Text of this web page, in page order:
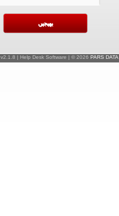
v2.1.8 | Help Desk Software | © 2026 PARS DATA